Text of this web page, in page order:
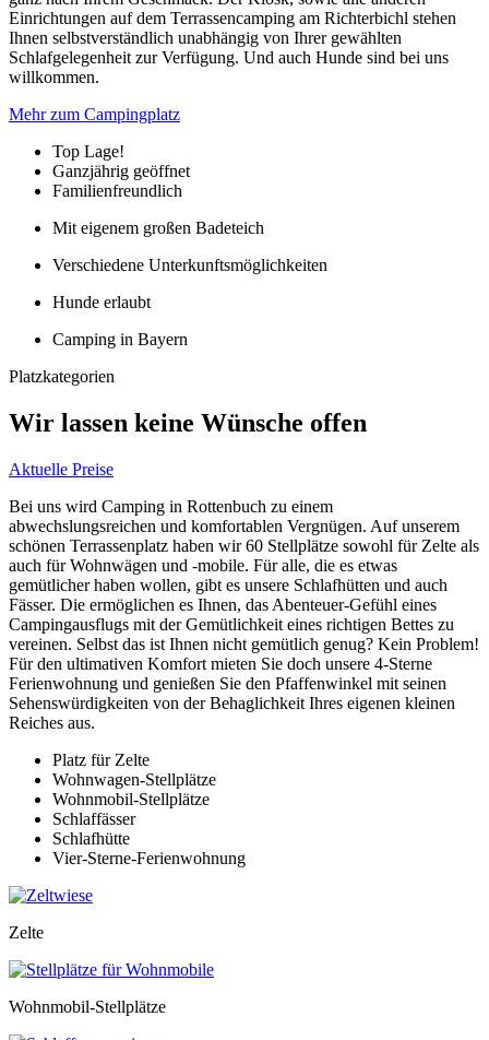
Einrichtungen auf dem Terrassencamping am Richterbichl stehen
Ihnen selbstverständlich unabhängig von Ihrer gewählten
Schlafgelegenheit zur Verfügung. Und auch Hunde sind bei uns
willkommen.
Mehr zum Campingplatz
Top Lage!
Ganzjährig geöffnet
Familienfreundlich
Mit eigenem großen Badeteich
Verschiedene Unterkunftsmöglichkeiten
Hunde erlaubt
Camping in Bayern
Platzkategorien
Wir lassen keine Wünsche offen
Aktuelle Preise
Bei uns wird Camping in Rottenbuch zu einem
abwechslungsreichen und komfortablen Vergnügen. Auf unserem
schönen Terrassenplatz haben wir 60 Stellplätze sowohl für Zelte als
auch für Wohnwägen und -mobile. Für alle, die es etwas
gemütlicher haben wollen, gibt es unsere Schlafhütten und auch
Fässer. Die ermöglichen es Ihnen, das Abenteuer-Gefühl eines
Campingausflugs mit der Gemütlichkeit eines richtigen Bettes zu
vereinen. Selbst das ist Ihnen nicht gemütlich genug? Kein Problem!
Für den ultimativen Komfort mieten Sie doch unsere 4-Sterne
Ferienwohnung und genießen Sie den Pfaffenwinkel mit seinen
Sehenswürdigkeiten von der Behaglichkeit Ihres eigenen kleinen
Reiches aus.
Platz für Zelte
Wohnwagen-Stellplätze
Wohnmobil-Stellplätze
Schlaffässer
Schlafhütte
Vier-Sterne-Ferienwohnung
Zelte
Wohnmobil-Stellplätze